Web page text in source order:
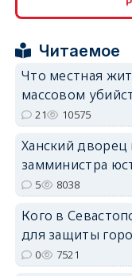
Читаемое
Что местная
массовом
21 10575
Ханский
замминистра
5 8038
Кого в
для защиты
0 7521